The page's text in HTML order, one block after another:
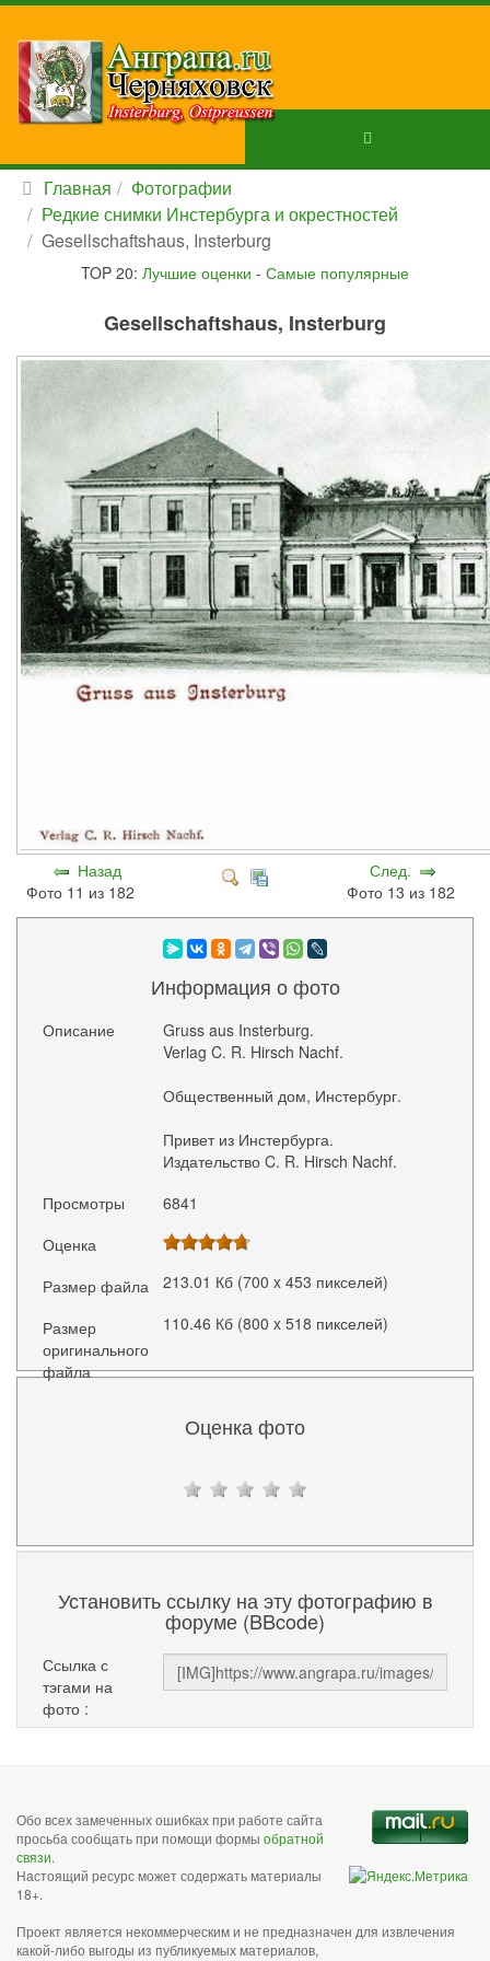
Главная
Фотографии
Редкие снимки Инстербурга и окрестностей
Gesellschaftshaus, Insterburg
TOP 20: Лучшие оценки - Самые популярные
Gesellschaftshaus, Insterburg
Назад
Фото 11 из 182
След.
Фото 13 из 182
Информация о фото
Описание
Gruss aus Insterburg.
Verlag C. R. Hirsch Nachf.
Общественный дом, Инстербург.
Привет из Инстербурга.
Издательство C. R. Hirsch Nachf.
Просмотры
6841
Оценка
Размер файла
213.01 Кб (700 x 453 пикселей)
Размер
оригинального
файла
110.46 Кб (800 x 518 пикселей)
Оценка фото
Установить ссылку на эту фотографию в
форуме (BBcode)
Ссылка с
тэгами на
фото :
Обо всех замеченных ошибках при работе сайта
просьба сообщать при помощи формы обратной
связи.
Настоящий ресурс может содержать материалы
18+.
Проект является некоммерческим и не предназначен для извлечения
какой-либо выгоды из публикуемых материалов,